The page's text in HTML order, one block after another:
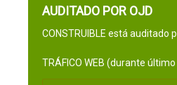
AUDITADO POR OJD
CONSTRUIBLE está auditado
TRÁFICO WEB (durante